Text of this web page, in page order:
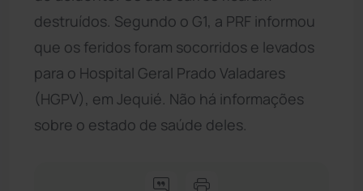
destruídos. Segundo o G1, a PRF informou
que os feridos foram socorridos e levados
para o Hospital Geral Prado Valadares
(HGPV), em Jequié. Não há informações
sobre o estado de saúde deles.